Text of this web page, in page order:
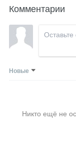
Комментарии
Новые
Никто ещё не